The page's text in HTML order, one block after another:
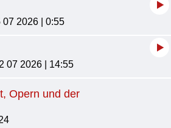
07 2026 | 0:55
07 2026 | 14:55
Opern und der